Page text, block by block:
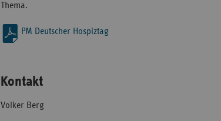
Thema.
PM Deutscher Hospiztag
Kontakt
Volker Berg